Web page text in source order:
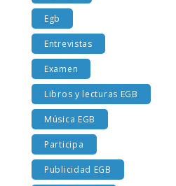
Egb
Entrevistas
Examen
Libros y lecturas EGB
Música EGB
Participa
Publicidad EGB